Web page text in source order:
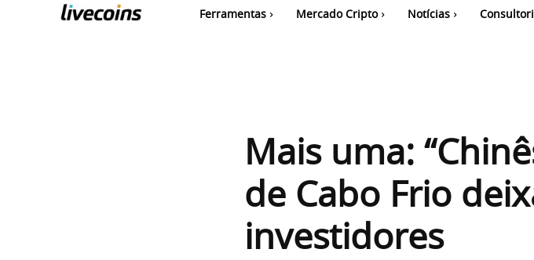
Ferramentas Mercado Cripto Notícias
Mais uma:
de Cabo Frio
investidores